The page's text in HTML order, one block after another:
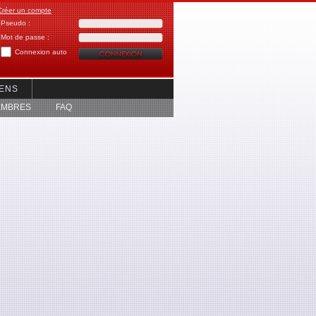
FAQ
un compte
Pseudo :
Mot de passe :
Connexion auto